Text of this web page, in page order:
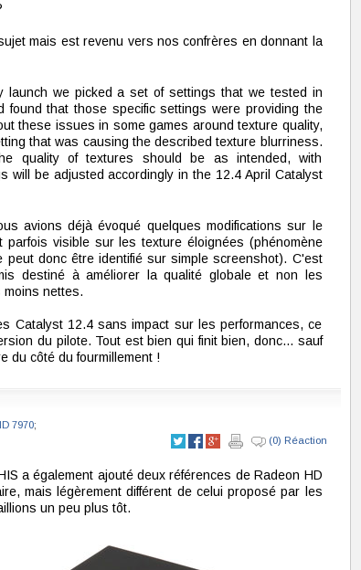
mais est revenu vers nos confrères en donnant la
launch we picked a set of settings that we tested in
found that those specific settings were providing the
these issues in some games around texture quality,
that was causing the described texture blurriness.
quality of textures should be as intended, with
will be adjusted accordingly in the 12.4 April Catalyst
avions déjà évoqué quelques modifications sur le
parfois visible sur les texture éloignées (phénomène
peut donc être identifié sur simple screenshot). C'est
destiné à améliorer la qualité globale et non les
moins nettes.
Catalyst 12.4 sans impact sur les performances, ce
du pilote. Tout est bien qui finit bien, donc... sauf
du côté du fourmillement !
7970;
(0) Réaction
a également ajouté deux références de Radeon HD
mais légèrement différent de celui proposé par les
un peu plus tôt.